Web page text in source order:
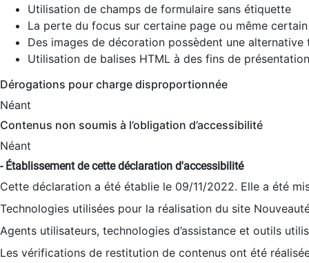
Utilisation de champs de formulaire sans étiquette
La perte du focus sur certaine page ou même
Des images de décoration possèdent une alternative
Utilisation de balises HTML à des fins de
Dérogations pour charge disproportionnée
Néant
Contenus non soumis à l’obligation d’accessibilité
Néant
- Établissement de cette déclaration d'accessibilité
Cette déclaration a été établie le 09/11/2022. Elle a été
Technologies utilisées pour la réalisation du site
Agents utilisateurs, technologies d’assistance et outils
Les vérifications de restitution de contenus ont été